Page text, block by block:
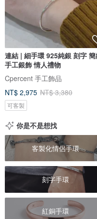
連結 | 細手環 925純銀 刻字
手工銀飾 情人禮物
Cpercent 手工飾品
NT$ 2,975 NT$ 3,380
可客製
你是不是想找
客製化情侶手環
刻字手環
紅銅手環